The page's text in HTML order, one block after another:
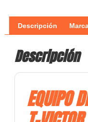
Descripción
Descripción
EQUIPO